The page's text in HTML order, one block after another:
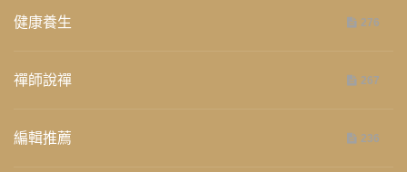
健康養生 276
禪師說禪 267
編輯推薦 236